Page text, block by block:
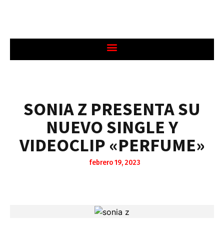
SONIA Z PRESENTA SU
NUEVO SINGLE Y
VIDEOCLIP «PERFUME»
febrero 19, 2023